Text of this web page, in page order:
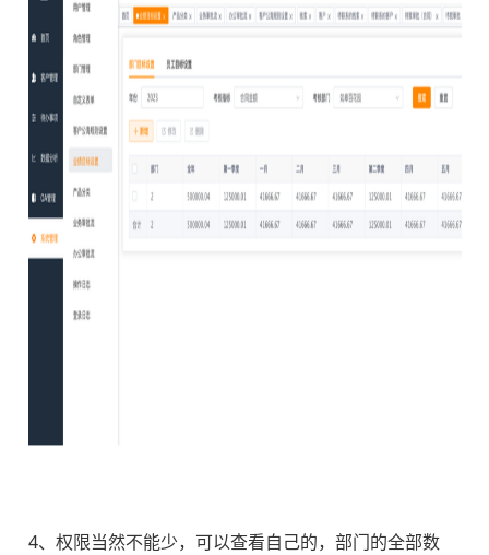
4、权限当然不能少，可以查看自己的，部门的全部数